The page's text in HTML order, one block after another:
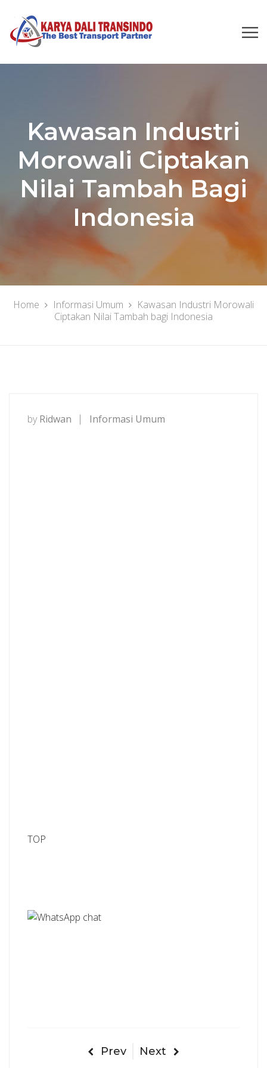
Kawasan Industri
Morowali Ciptakan
Nilai Tambah Bagi
Indonesia
Home Informasi Umum
Kawasan Industri Morowali
Ciptakan Nilai Tambah bagi Indonesia
by Ridwan Informasi Umum
TOP
Prev Next